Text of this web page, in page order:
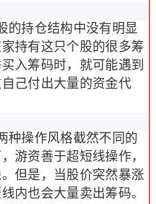
的持仓结构中没有明显
持有这只个股的很多筹
入筹码时，就可能遇到
己付出大量的资金代
种操作风格截然不同的
游资善于超短线操作，
但是，当股价突然暴涨
内也会大量卖出筹码。